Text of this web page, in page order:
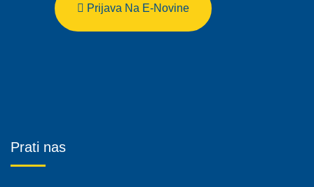
Prijava Na E-Novine
Prati nas